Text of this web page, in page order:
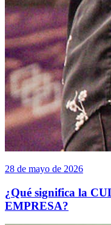
28 de mayo de 2026
¿Qué significa la
EMPRESA?